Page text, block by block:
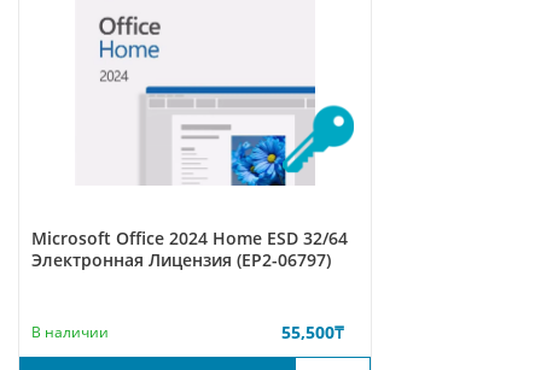
Microsoft Office 2024 Home ESD 32/64
Электронная Лицензия (EP2-06797)
В наличии 55,500₸